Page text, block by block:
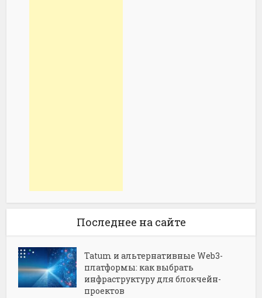
Последнее на сайте
Tatum и альтернативные Web3-
платформы: как выбрать
инфраструктуру для блокчейн-
проектов